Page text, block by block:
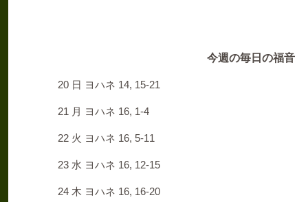
今週の毎日の福音
20 日 ヨハネ 14, 15-21
21 月 ヨハネ 16, 1-4
22 火 ヨハネ 16, 5-11
23 水 ヨハネ 16, 12-15
24 木 ヨハネ 16, 16-20